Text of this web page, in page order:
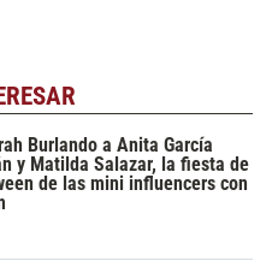
Burlando a Anita García
y Matilda Salazar, la fiesta de
de las mini influencers con